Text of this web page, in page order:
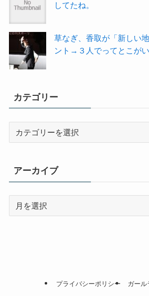
してたね。
草なぎ、香取が「新しい
ント→３人でってとこがい
カテゴリー
ー
アーカイブ
プライバシーポリシー ガール